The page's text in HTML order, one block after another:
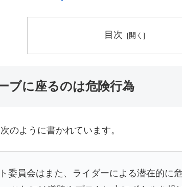
目次
ブに座るのは危険行為
のように書かれています。
委員会はまた、ライダーによる潜在的に